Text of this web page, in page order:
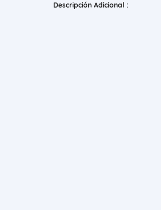
Descripción Adicional :